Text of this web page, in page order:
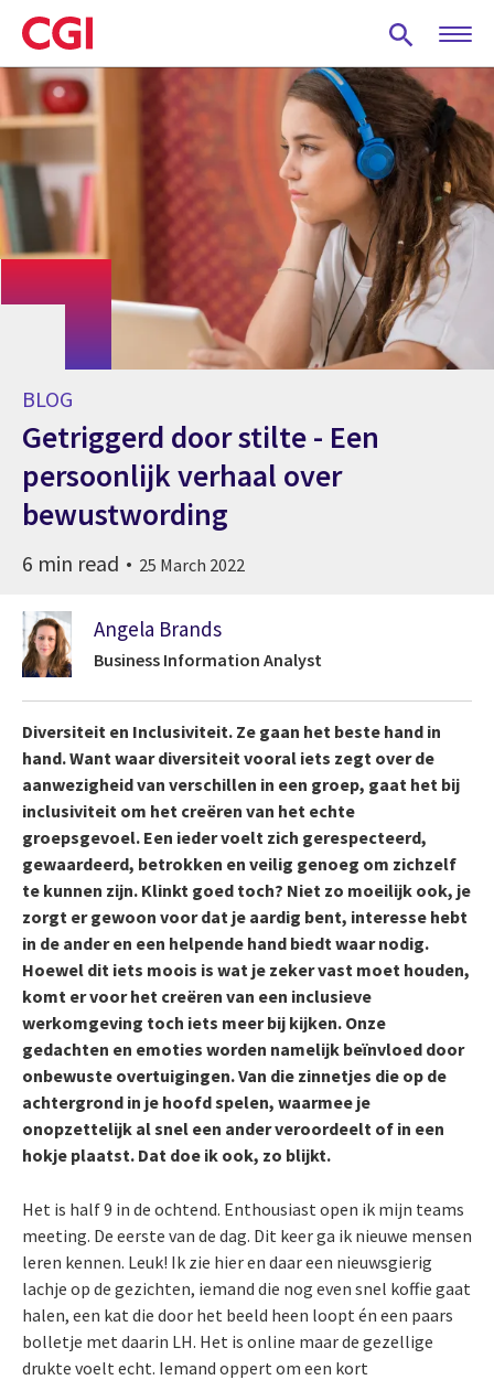
Skip
to
main
content
BLOG
Getriggerd door stilte - Een
persoonlijk verhaal over
bewustwording
6 min read 25 March 2022
Angela Brands
Business Information Analyst
Diversiteit en Inclusiviteit. Ze gaan het beste hand in
hand. Want waar diversiteit vooral iets zegt over de
aanwezigheid van verschillen in een groep, gaat het bij
inclusiviteit om het creëren van het echte
groepsgevoel. Een ieder voelt zich gerespecteerd,
gewaardeerd, betrokken en veilig genoeg om zichzelf
te kunnen zijn. Klinkt goed toch? Niet zo moeilijk ook, je
zorgt er gewoon voor dat je aardig bent, interesse hebt
in de ander en een helpende hand biedt waar nodig.
Hoewel dit iets moois is wat je zeker vast moet houden,
komt er voor het creëren van een inclusieve
werkomgeving toch iets meer bij kijken. Onze
gedachten en emoties worden namelijk beïnvloed door
onbewuste overtuigingen. Van die zinnetjes die op de
achtergrond in je hoofd spelen, waarmee je
onopzettelijk al snel een ander veroordeelt of in een
hokje plaatst. Dat doe ik ook, zo blijkt.
Het is half 9 in de ochtend. Enthousiast open ik mijn teams
meeting. De eerste van de dag. Dit keer ga ik nieuwe mensen
leren kennen. Leuk! Ik zie hier en daar een nieuwsgierig
lachje op de gezichten, iemand die nog even snel koffie gaat
halen, een kat die door het beeld heen loopt én een paars
bolletje met daarin LH. Het is online maar de gezellige
drukte voelt echt. Iemand oppert om een kort